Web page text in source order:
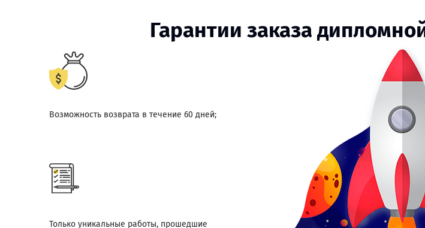
Гарантии заказа
Возможность возврата в течение 60 дней;
Только уникальные работы, прошедшие